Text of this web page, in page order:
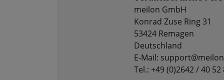
meilon GmbH
Konrad Zuse Ring 31
53424 Remagen
Deutschland
E-Mail:
Tel.: +49 (0)2642 / 40 52